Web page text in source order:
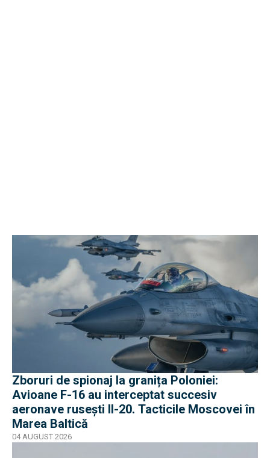
Zboruri de spionaj la granița Poloniei:
Avioane F-16 au interceptat succesiv
aeronave rusești Il-20. Tacticile Moscovei în
Marea Baltică
04 AUGUST 2026